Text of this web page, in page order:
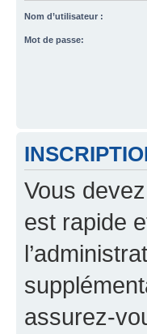
Nom d’utilisateur :
Mot de passe:
Vous
est rapide
assurez-